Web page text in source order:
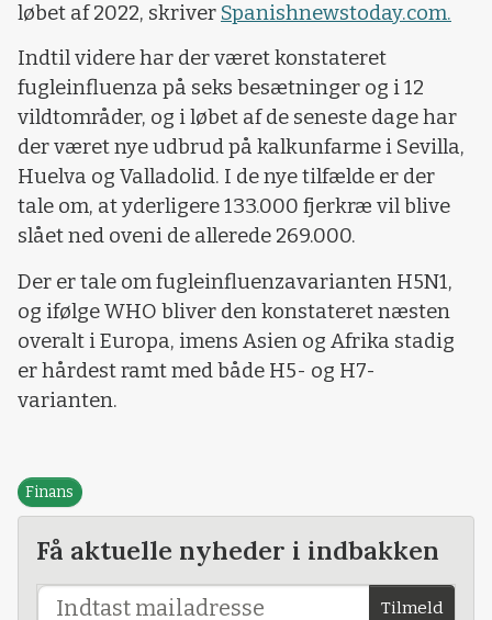
løbet af 2022, skriver Spanishnewstoday.com.
Indtil videre har der været konstateret
fugleinfluenza på seks besætninger og i 12
vildtområder, og i løbet af de seneste dage har
der været nye udbrud på kalkunfarme i Sevilla,
Huelva og Valladolid. I de nye tilfælde er der
tale om, at yderligere 133.000 fjerkræ vil blive
slået ned oveni de allerede 269.000.
Der er tale om fugleinfluenzavarianten H5N1,
og ifølge WHO bliver den konstateret næsten
overalt i Europa, imens Asien og Afrika stadig
er hårdest ramt med både H5- og H7-
varianten.
Finans
Få aktuelle nyheder i indbakken
Tilmeld